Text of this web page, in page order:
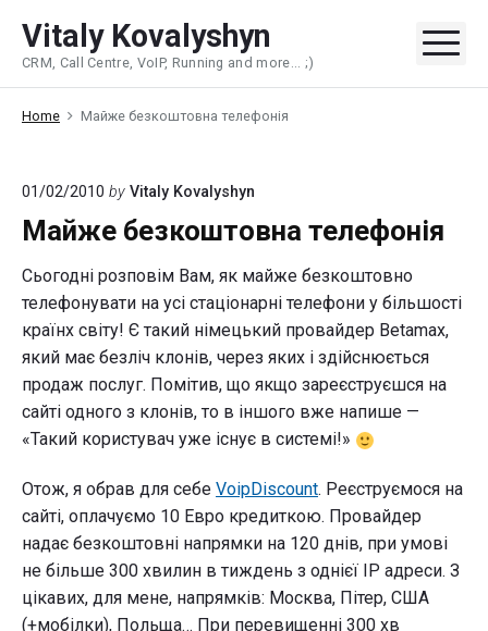
content
Vitaly Kovalyshyn
CRM, Call Centre, VoIP, Running and more... ;)
Home Майже безкоштовна телефонія
01/02/2010 by Vitaly Kovalyshyn
Майже безкоштовна телефонія
Сьогодні розповім Вам, як майже безкоштовно
телефонувати на усі стаціонарні телефони у більшості
країнх світу! Є такий німецький провайдер Betamax,
який має безліч клонів, через яких і здійснюється
продаж послуг. Помітив, що якщо зареєструєшся на
сайті одного з клонів, то в іншого вже напише —
«Такий користувач уже існує в системі!»
Отож, я обрав для себе VoipDiscount. Реєструємося на
сайті, оплачуємо 10 Евро кредиткою. Провайдер
надає безкоштовні напрямки на 120 днів, при умові
не більше 300 хвилин в тиждень з однієї IP адреси. З
цікавих, для мене, напрямків: Москва, Пітер, США
(+мобілки), Польща… При перевищенні 300 хв